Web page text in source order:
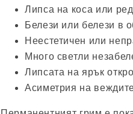
Липса на коса или
Белези или белези в
Неестетичен или
Много светли
Липсата на ярък
Асиметрия на